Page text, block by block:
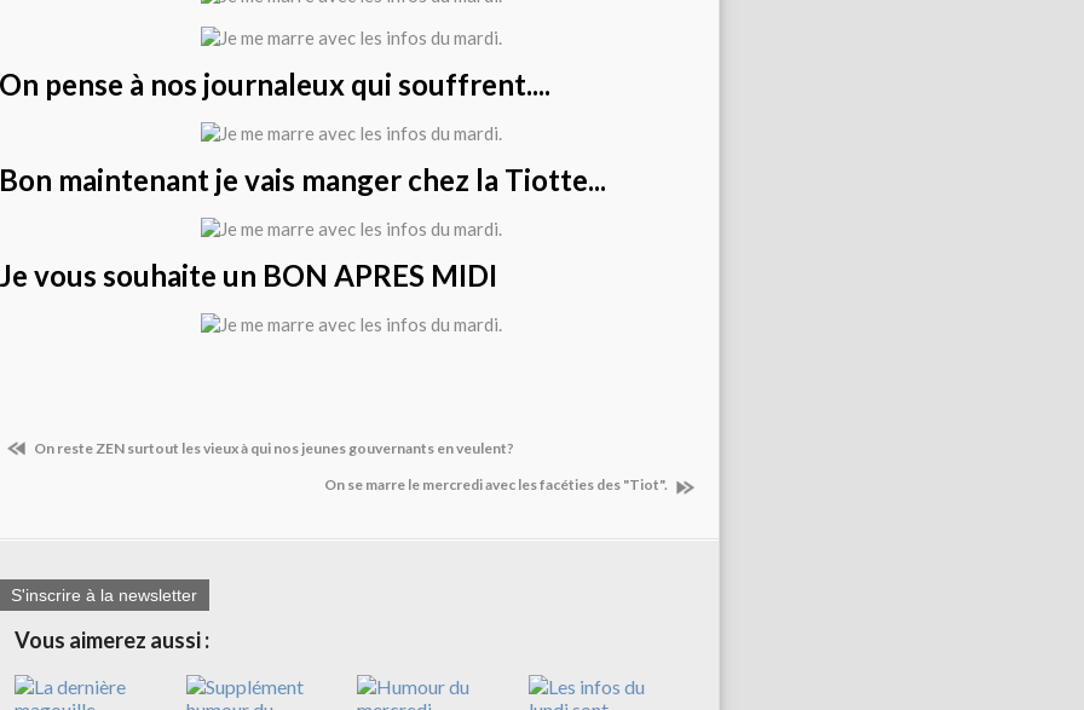
On pense à nos journaleux qui souffrent....
Bon maintenant je vais manger chez la Tiotte...
Je vous souhaite un BON APRES MIDI
On reste ZEN surtout les vieux à qui nos jeunes gouvernants en veulent?
On se marre le mercredi avec les facéties des "Tiot".
S'inscrire à la newsletter
Vous aimerez aussi :